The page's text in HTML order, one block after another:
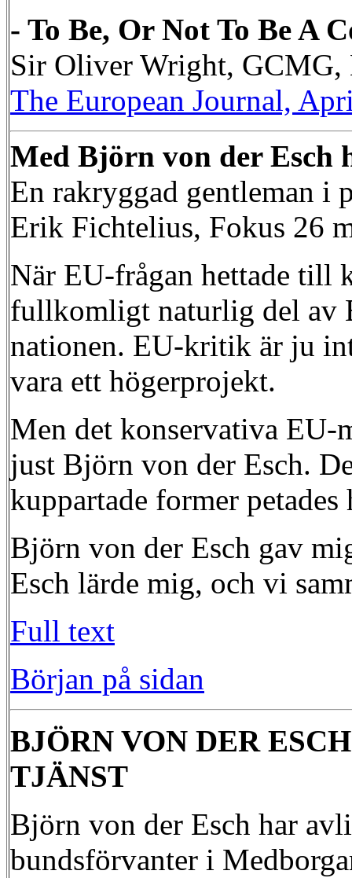
- To Be, Or Not To Be A
Sir Oliver Wright, GCMG,
The European Journal,
Med Björn von der Esch
En rakryggad gentleman i
Erik Fichtelius, Fokus 26
När EU-frågan hettade till
fullkomligt naturlig del av
nationen. EU-kritik är ju
vara ett högerprojekt.
Men det konservativa EU-
just Björn von der Esch.
kuppartade former
Björn von der Esch gav
Esch lärde mig, och vi
Full text
Början på sidan
BJÖRN VON DER
TJÄNST
Björn von der Esch har
bundsförvanter i